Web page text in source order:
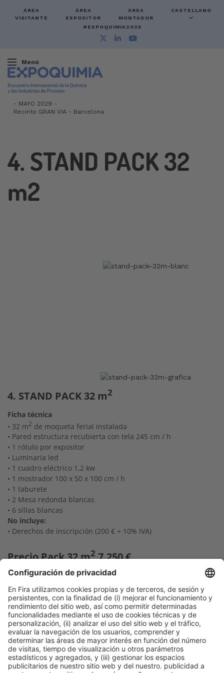
ÁREA
VISITANTE
ÁREA
EXPOSITOR
ÁREA
MONTADOR
CASTELLANO
#EXPOQUIMIA2026
Menú
- MAYO 2029 -
Recinto GRAN VIA - Barcelona
4. STAND PACK 32
m2
4. STAND PACK 32 m2
Ficha técnica
• 32 m2 de moqueta ferial instalada
• Pared estructura recubierta con tela 245 cm / h
• 1 rótulo por expositor
• Luminaria led
• 1 cuadro eléctrico 1,2 kw
• 1 mostrador 100 x 50 x 100 cm / h
• 1 taburete
• 2 Mesa redonda blancas
• 6 sillas blancas
No incluye:
• Derechos de inscripción (200 € + 10% IVA)
Precio Pack 32 m27.250 €
10% IVA no incluido
Posibilidad de
personalizar tu stand
con una
lona
1 Lona 800 x 249 cm1.823 €